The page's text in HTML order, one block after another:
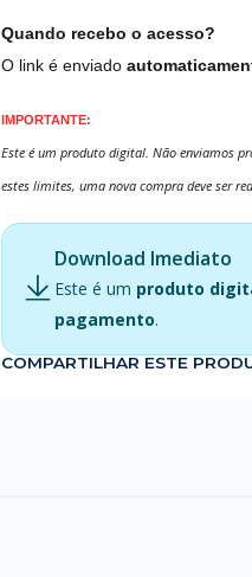
Quando recebo o acesso?
O link é enviado
IMPORTANTE:
Este é um produto digital. Não enviamos
estes limites, uma nova compra deve ser
Download Imediato
Este é um produto
pagamento.
COMPARTILHAR ESTE